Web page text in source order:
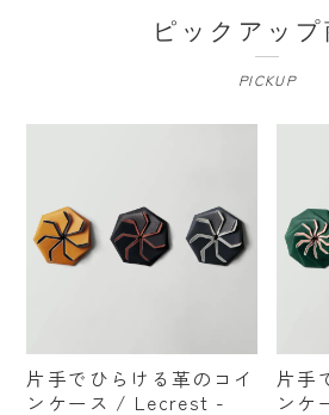
ピックアップ
PICKUP
片手でひらける革のコイ
ンケース / Lecrest -
片手
ン